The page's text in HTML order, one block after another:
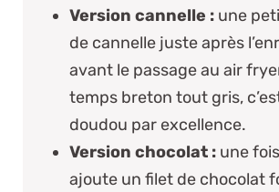
Version cannelle : une
de cannelle juste après
avant le passage au air
temps breton tout gris,
doudou par excellence.
Version chocolat : une
ajoute un filet de chocolat